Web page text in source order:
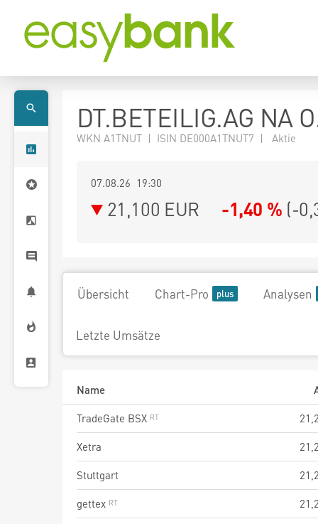
DT.BETEILIG.AG NA
WKN A1TNUT | ISIN DE000A1TNUT7 | Aktie
07.08.26 19:30
21,100 EUR -1,40 % (-
Übersicht Chart-Pro Analysen
Letzte Umsätze
Name
TradeGate BSX
Xetra
Stuttgart
gettex